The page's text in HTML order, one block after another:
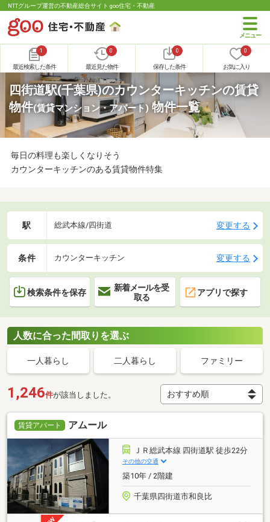
NTTグループ運営の不動産総合サイト goo住宅・不動産
1
最近検索した条件
0
最近見た物件
0
保存した条件
0
お気に入り
四街道駅(千葉県)のカウンターキッチンの賃貸
物件(賃貸マンション・アパート)物件一覧
毎日の料理も楽しくなりそう
カウンターキッチンのある賃貸物件特集
駅 総武本線/四街道 変更する
条件 カウンターキッチン 変更する
検索条件を保存
新着メールを受
取る
アプリで探す
人数に合った間取りを選ぶ
一人暮らし 二人暮らし ファミリー
1,246件が該当しました。
賃貸アパート アムール
ＪＲ総武本線 四街道駅 徒歩22分
その他の交通
築10年 / 2階建
千葉県四街道市和良比